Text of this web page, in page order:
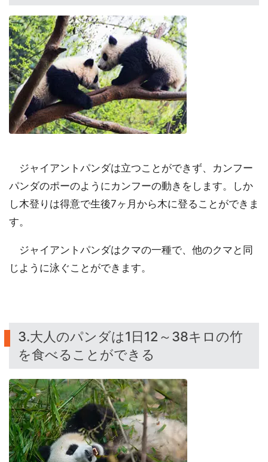
ジャイアントパンダは立つことができず、カンフー
パンダのポーのようにカンフーの動きをします。しか
し木登りは得意で生後7ヶ月から木に登ることができま
す。
ジャイアントパンダはクマの一種で、他のクマと同
じように泳ぐことができます。
3.大人のパンダは1日12～38キロの竹
を食べることができる